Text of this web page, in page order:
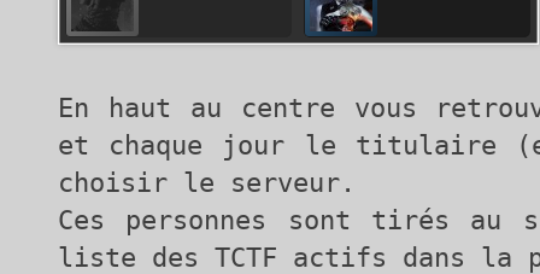
En haut au centre vous
et chaque jour le titulaire
choisir le serveur.
Ces personnes sont tirés au
liste des TCTF actifs dans la